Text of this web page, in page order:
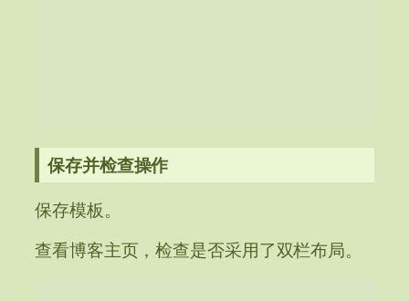
保存并检查操作
保存模板。
查看博客主页，检查是否采用了双栏布局。